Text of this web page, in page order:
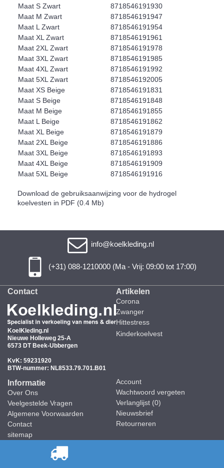
Maat S Zwart
8718546191930
Maat M Zwart
8718546191947
Maat L Zwart
8718546191954
Maat XL Zwart
8718546191961
Maat 2XL Zwart
8718546191978
Maat 3XL Zwart
8718546191985
Maat 4XL Zwart
8718546191992
Maat 5XL Zwart
8718546192005
Maat XS Beige
8718546191831
Maat S Beige
8718546191848
Maat M Beige
8718546191855
Maat L Beige
8718546191862
Maat XL Beige
8718546191879
Maat 2XL Beige
8718546191886
Maat 3XL Beige
8718546191893
Maat 4XL Beige
8718546191909
Maat 5XL Beige
8718546191916
Download de gebruiksaanwijzing voor de hydrogel
koelvesten in PDF (0.4 Mb)
info@koelkleding.nl
(+31) 088-1210000 (Ma - Vrij: 09:00 tot 17:00)
Contact
KoelKleding.nl
Nieuwe Holleweg 25-A
6573 DT Beek-Ubbergen
KvK: 59231920
BTW-nummer: NL8533.79.701.B01
Artikelen
Corona
Zwanger
Hittestress
Kinderkoelvest
Informatie
Over Ons
Veelgestelde Vragen
Algemene Voorwaarden
Contact
sitemap
Account
Wachtwoord vergeten
Verlanglijst (0)
Nieuwsbrief
Retourneren